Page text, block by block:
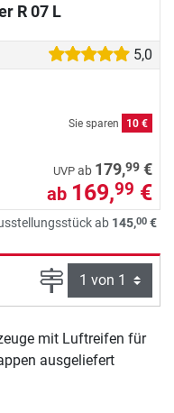
R 07 L
5,0
Sie sparen 10 €
UVP ab 179,99 €
ab 169,99 €
ab 145,00 €
Seite
mit Luftreifen für
ausgeliefert